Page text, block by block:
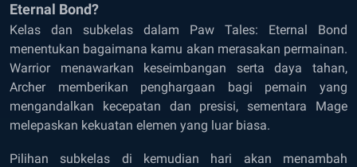
Eternal Bond?
Kelas dan subkelas dalam Paw Tales: Eternal Bond
menentukan bagaimana kamu akan merasakan permainan.
Warrior menawarkan keseimbangan serta daya tahan,
Archer memberikan penghargaan bagi pemain yang
mengandalkan kecepatan dan presisi, sementara Mage
melepaskan kekuatan elemen yang luar biasa.
Pilihan subkelas di kemudian hari akan menambah